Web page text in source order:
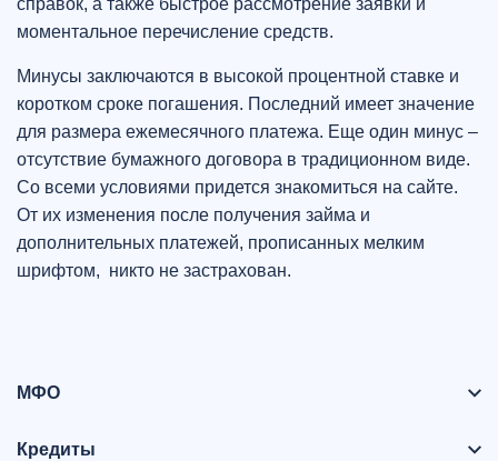
справок, а также быстрое рассмотрение заявки и
моментальное перечисление средств.
Минусы заключаются в высокой процентной ставке и
коротком сроке погашения. Последний имеет значение
для размера ежемесячного платежа. Еще один минус –
отсутствие бумажного договора в традиционном виде.
Со всеми условиями придется знакомиться на сайте.
От их изменения после получения займа и
дополнительных платежей, прописанных мелким
шрифтом, никто не застрахован.
МФО
Кредиты